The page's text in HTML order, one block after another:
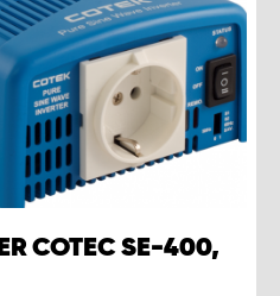
COTEC SE-400,